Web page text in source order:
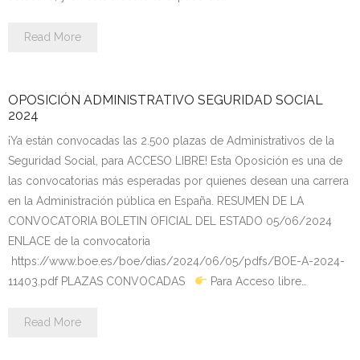
Personalidad Jurídica PROPIA
- La Administración Pública en La Constitución
ESTABILIZACIÓN de Empleo
TIENDA Test PDF
CONVOCATORIAS
- TEST de Auxilio Judicial 2026
- OPOSICIÓN Auxilio Judicial, turno libre – 2025
- OPOSICIÓN Tramitación procesal y Administrativa –
Read More
OPOSICIÓN ADMINISTRATIVO SEGURIDAD SOCIAL
2024
¡Ya están convocadas las 2.500 plazas de Administrativos de la
Seguridad Social, para ACCESO LIBRE! Esta Oposición es una de
las convocatorias más esperadas por quienes desean una carrera
en la Administración pública en España. RESUMEN DE LA
CONVOCATORIA BOLETIN OFICIAL DEL ESTADO 05/06/2024
ENLACE de la convocatoria
https://www.boe.es/boe/dias/2024/06/05/pdfs/BOE-A-2024-
11403.pdf PLAZAS CONVOCADAS
​ Para Acceso libre…
Read More